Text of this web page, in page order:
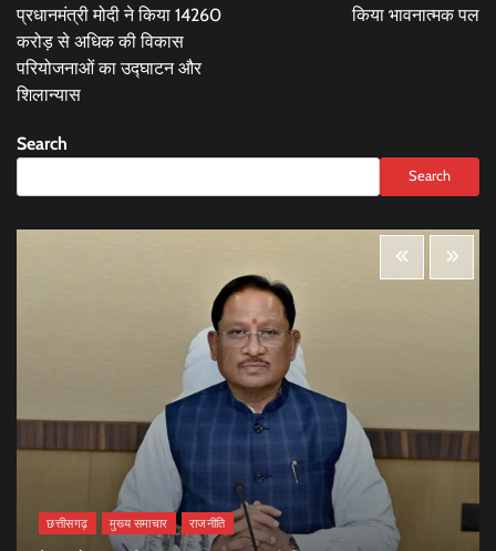
प्रधानमंत्री मोदी ने किया 14260
करोड़ से अधिक की विकास
परियोजनाओं का उद्घाटन और
शिलान्यास
किया भावनात्मक पल
Search
Search
छत्तीसगढ़ मुख्य समाचार राजनीति